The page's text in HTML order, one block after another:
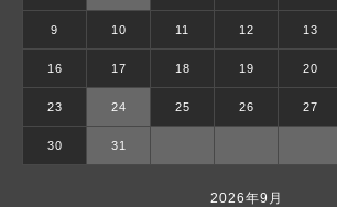
9 10 11 12 13
16 17 18 19 20
23 24 25 26 27
30 31
2026年9月